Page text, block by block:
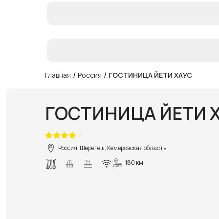
Главная / Россия / ГОСТИНИЦА ЙЕТИ ХАУС
ГОСТИНИЦА ЙЕТИ
Россия, Шерегеш, Кемеровская область
180 км